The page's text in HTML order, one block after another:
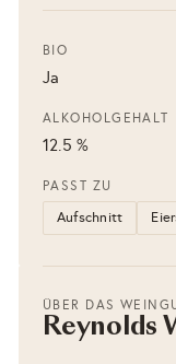
BIO
Ja
ALKOHOLGEHALT
12.5 %
PASST ZU
Aufschnitt
ÜBER DAS
Reynolds